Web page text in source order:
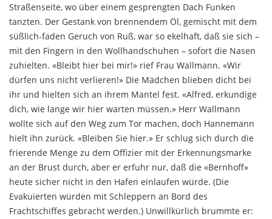
Straßenseite, wo über einem gespreng­ten Dach Funken
tanzten. Der Gestank von brennen­dem Öl, gemischt mit dem
süßlich-faden Geruch von Ruß, war so ekelhaft, daß sie sich –
mit den Fingern in den Wollhandschuhen – sofort die Nasen
zuhielten. «Bleibt hier bei mir!» rief Frau Wallmann. «Wir
dürfen uns nicht verlieren!» Die Mädchen blieben dicht bei
ihr und hielten sich an ihrem Mantel fest. «Alfred, erkundige
dich, wie lange wir hier warten müssen.» Herr Wallmann
wollte sich auf den Weg zum Tor ma­chen, doch Hannemann
hielt ihn zurück. «Bleiben Sie hier.» Er schlug sich durch die
frierende Menge zu dem Offizier mit der Erkennungsmarke
an der Brust durch, aber er erfuhr nur, daß die «Bernhoff»
heute sicher nicht in den Hafen einlaufen würde. (Die
Evakuierten würden mit Schleppern an Bord des
Frachtschiffes ge­bracht werden.) Unwillkürlich brummte er: